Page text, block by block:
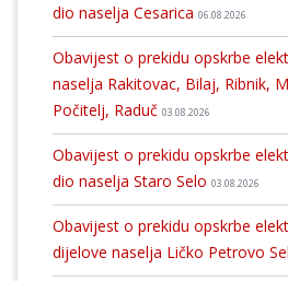
dio naselja Cesarica 06.08.2026
Obavijest o prekidu opskrbe
naselja Rakitovac, Bilaj, Ribnik,
Počitelj, Raduč 03.08.2026
Obavijest o prekidu opskrbe
dio naselja Staro Selo 03.08.2026
Obavijest o prekidu opskrbe
dijelove naselja Ličko Petrovo